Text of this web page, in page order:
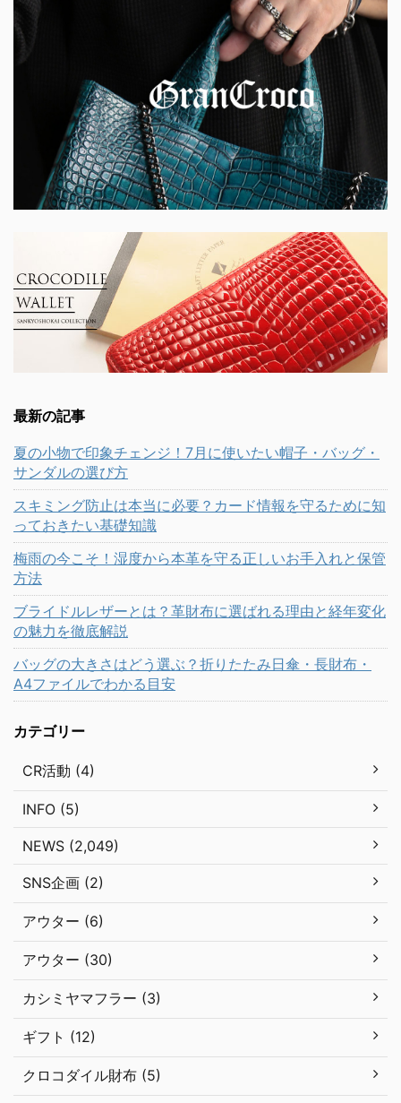
最新の記事
夏の小物で印象チェンジ！7月に使いたい帽子・バッグ・
サンダルの選び方
スキミング防止は本当に必要？カード情報を守るために知
っておきたい基礎知識
梅雨の今こそ！湿度から本革を守る正しいお手入れと保管
方法
ブライドルレザーとは？革財布に選ばれる理由と経年変化
の魅力を徹底解説
バッグの大きさはどう選ぶ？折りたたみ日傘・長財布・
A4ファイルでわかる目安
カテゴリー
CR活動 (4)
INFO (5)
NEWS (2,049)
SNS企画 (2)
アウター (6)
アウター (30)
カシミヤマフラー (3)
ギフト (12)
クロコダイル財布 (5)